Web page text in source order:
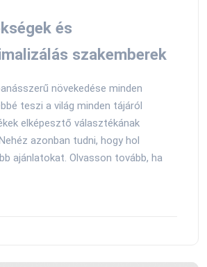
és
szakemberek
növekedése minden
teszi a világ minden tájáról
elképesztő választékának
azonban tudni, hogy hol
ajánlatokat. Olvasson tovább, ha